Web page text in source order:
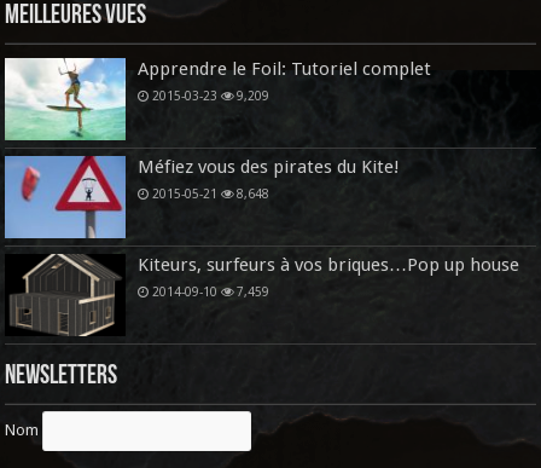
Meilleures vues
Apprendre le Foil: Tutoriel complet
2015-03-23 9,209
Méfiez vous des pirates du Kite!
2015-05-21 8,648
Kiteurs, surfeurs à vos briques…Pop up house
2014-09-10 7,459
Newsletters
Nom